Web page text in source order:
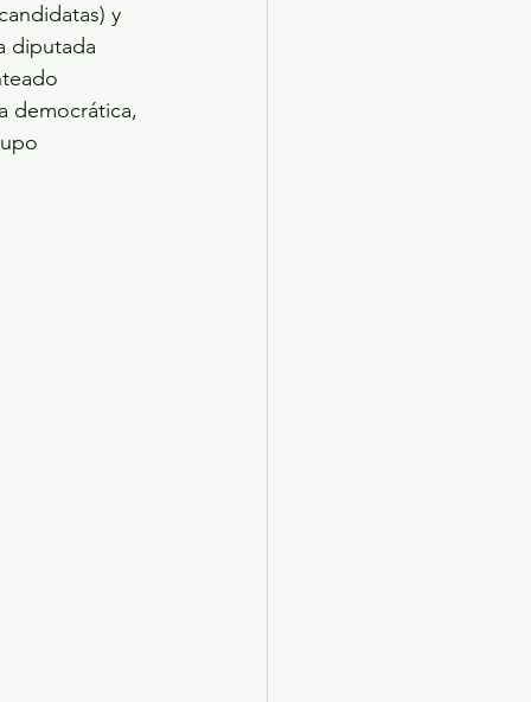
y
diputada
democrática,